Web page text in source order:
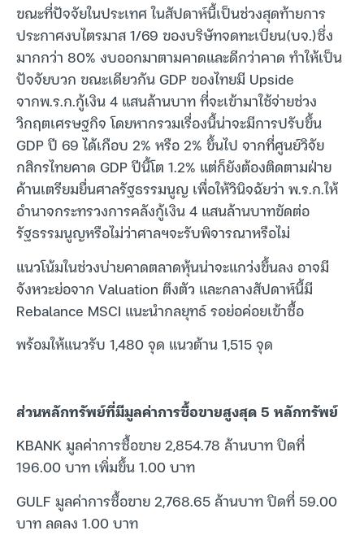
ขณะที่ปัจจัยในประเทศ ในสัปดาห์นี้เป็นช่วงสุดท้ายการ
ประกาศงบไตรมาส 1/69 ของบริษัทจดทะเบียน(บจ.)ซึ่ง
มากกว่า 80% งบออกมาตามคาดและดีกว่าคาด ทำให้เป็น
ปัจจัยบวก ขณะเดียวกัน GDP ของไทยมี Upside
จากพ.ร.ก.กู้เงิน 4 แสนล้านบาท ที่จะเข้ามาใช้จ่ายช่วง
วิกฤตเศรษฐกิจ โดยหากรวมเรื่องนี้น่าจะมีการปรับขึ้น
GDP ปี 69 ได้เกือบ 2% หรือ 2% ขึ้นไป จากที่ศูนย์วิจัย
กสิกรไทยคาด GDP ปีนี้โต 1.2% แต่ก็ยังต้องติดตามฝ่าย
ค้านเตรียมยื่นศาลรัฐธรรมนูญ เพื่อให้วินิจฉัยว่า พ.ร.ก.ให้
อำนาจกระทรวงการคลังกู้เงิน 4 แสนล้านบาทขัดต่อ
รัฐธรรมนูญหรือไม่ว่าศาลฯจะรับพิจารณาหรือไม่
แนวโน้มในช่วงบ่ายคาดตลาดหุ้นน่าจะแกว่งขึ้นลง อาจมี
จังหวะย่อจาก Valuation ตึงตัว และกลางสัปดาห์นี้มี
Rebalance MSCI แนะนำกลยุทธ์ รอย่อค่อยเข้าซื้อ
พร้อมให้แนวรับ 1,480 จุด แนวต้าน 1,515 จุด
ส่วนหลักทรัพย์ที่มีมูลค่าการซื้อขายสูงสุด 5 หลักทรัพย์
KBANK มูลค่าการซื้อขาย 2,854.78 ล้านบาท ปิดที่
196.00 บาท เพิ่มขึ้น 1.00 บาท
GULF มูลค่าการซื้อขาย 2,768.65 ล้านบาท ปิดที่ 59.00
บาท ลดลง 1.00 บาท